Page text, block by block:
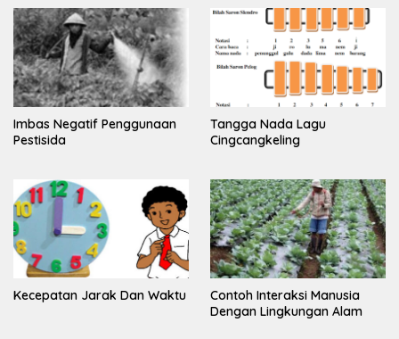
Imbas Negatif Penggunaan
Pestisida
Tangga Nada Lagu
Cingcangkeling
Kecepatan Jarak Dan Waktu
Contoh Interaksi Manusia
Dengan Lingkungan Alam